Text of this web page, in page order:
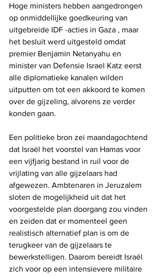
Hoge ministers hebben aangedrongen
op onmiddellijke goedkeuring van
uitgebreide IDF -acties in Gaza , maar
het besluit werd uitgesteld omdat
premier Benjamin Netanyahu en
minister van Defensie Israel Katz eerst
alle diplomatieke kanalen wilden
uitputten om tot een akkoord te komen
over de gijzeling, alvorens ze verder
konden gaan.
Een politieke bron zei maandagochtend
dat Israël het voorstel van Hamas voor
een vijfjarig bestand in ruil voor de
vrijlating van alle gijzelaars had
afgewezen. Ambtenaren in Jeruzalem
sloten de mogelijkheid uit dat het
voorgestelde plan doorgang zou vinden
en zeiden dat er momenteel geen
realistisch alternatief plan is om de
terugkeer van de gijzelaars te
bewerkstelligen. Daarom bereidt Israël
zich voor op een intensievere militaire